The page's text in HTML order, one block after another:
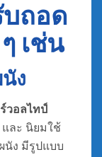
บถอด
เช่น
ง
วอลไทป์
และ นิยมใช้
นัง มีรูปแบบ